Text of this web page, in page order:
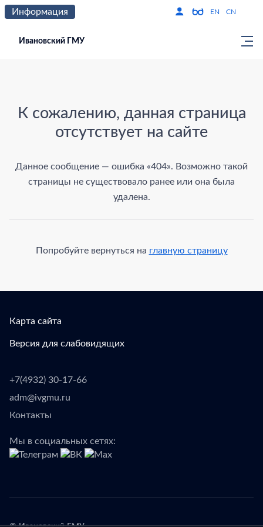
Информация Версия для
EN CN
Ивановский ГМУ
К сожалению, данная страница
отсутствует на сайте
Данное сообщение — ошибка «404». Возможно такой
страницы не существовало ранее или она была
удалена.
Попробуйте вернуться на главную страницу
Карта сайта
Версия для слабовидящих
+7(4932) 30-17-66
adm@ivgmu.ru
Контакты
Мы в социальных сетях: